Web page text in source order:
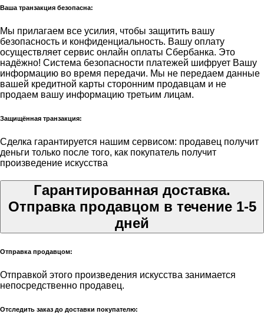
Ваша транзакция безопасна:
Мы прилагаем все усилия, чтобы защитить вашу
безопасность и конфиденциальность. Вашу оплату
осуществляет сервис онлайн оплаты Сбербанка. Это
надёжно! Система безопасности платежей шифрует Вашу
информацию во время передачи. Мы не передаем данные
вашей кредитной карты сторонним продавцам и не
продаем вашу информацию третьим лицам.
Защищённая транзакция:
Сделка гарантируется нашим сервисом: продавец получит
деньги только после того, как покупатель получит
произведение искусства
Гарантированная доставка.
Отправка продавцом в течение 1-5
дней
Отправка продавцом:
Отправкой этого произведения искусства занимается
непосредственно продавец.
Отследить заказ до доставки покупателю: